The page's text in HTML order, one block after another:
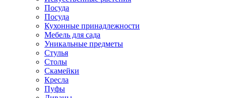
Посуда
Посуда
Кухонные принадлежности
Мебель для сада
Уникальные предметы
Стулья
Столы
Скамейки
Кресла
Пуфы